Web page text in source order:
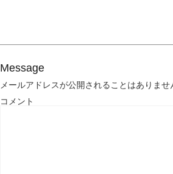
Message
メールアドレスが公開されることはありませ
コメント